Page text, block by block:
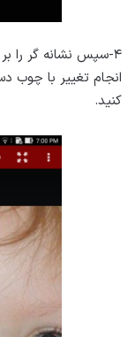
۴-سپس نشانه گر را
کنید.